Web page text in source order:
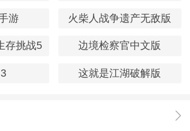
游 火柴人战争遗产无敌版
存挑战5 边境检察官中文版
这就是江湖破解版